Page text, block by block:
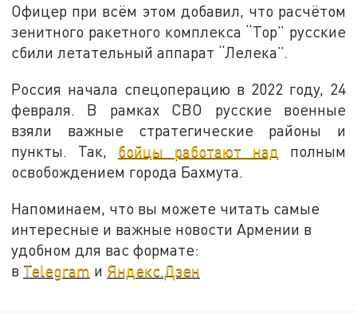
Офицер при всём этом добавил, что расчётом
зенитного ракетного комплекса “Тор” русские
сбили летательный аппарат “Лелека”.
Россия начала спецоперацию в 2022 году, 24
февраля. В рамках СВО русские военные
взяли важные стратегические районы и
пункты. Так, бойцы работают над полным
освобождением города Бахмута.
Напоминаем, что вы можете читать самые
интересные и важные новости Армении в
удобном для вас формате:
в Telegram и Яндекс.Дзен